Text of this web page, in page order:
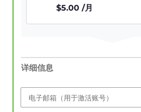
$5.00 /月
详细信息
电子邮箱（用于激活账号）